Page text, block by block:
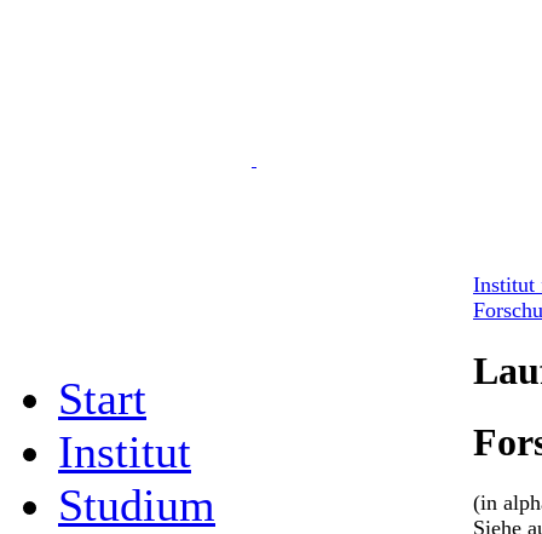
Start
Institut
Studium
Institut
(in
Siehe